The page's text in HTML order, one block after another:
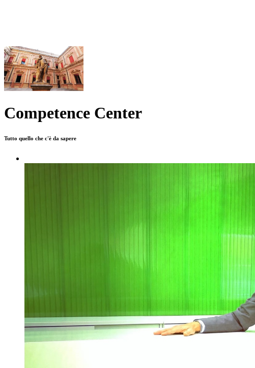
Competence Center
Tutto quello che c'è da sapere